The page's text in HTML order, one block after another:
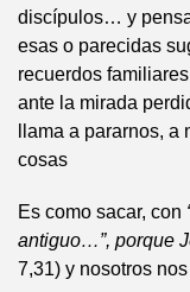
discípulos… y
esas o parecidas
recuerdos
ante la mirada
llama a pararnos,
cosas
Es como sacar, con
antiguo…”, porque
7,31) y nosotros